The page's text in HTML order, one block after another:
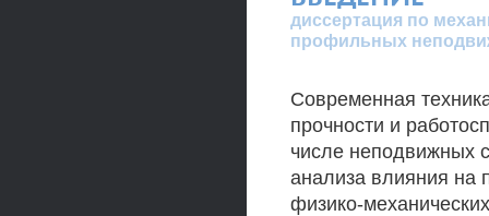
диссертация по
профильных
Современная
прочности и
числе неподвижных
анализа влияния на
физико-